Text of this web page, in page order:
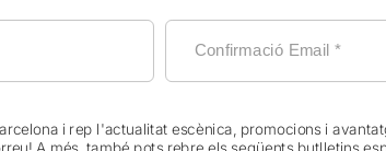
i rep l'actualitat escènica, promocions i
A més, també pots rebre els següents butlletins